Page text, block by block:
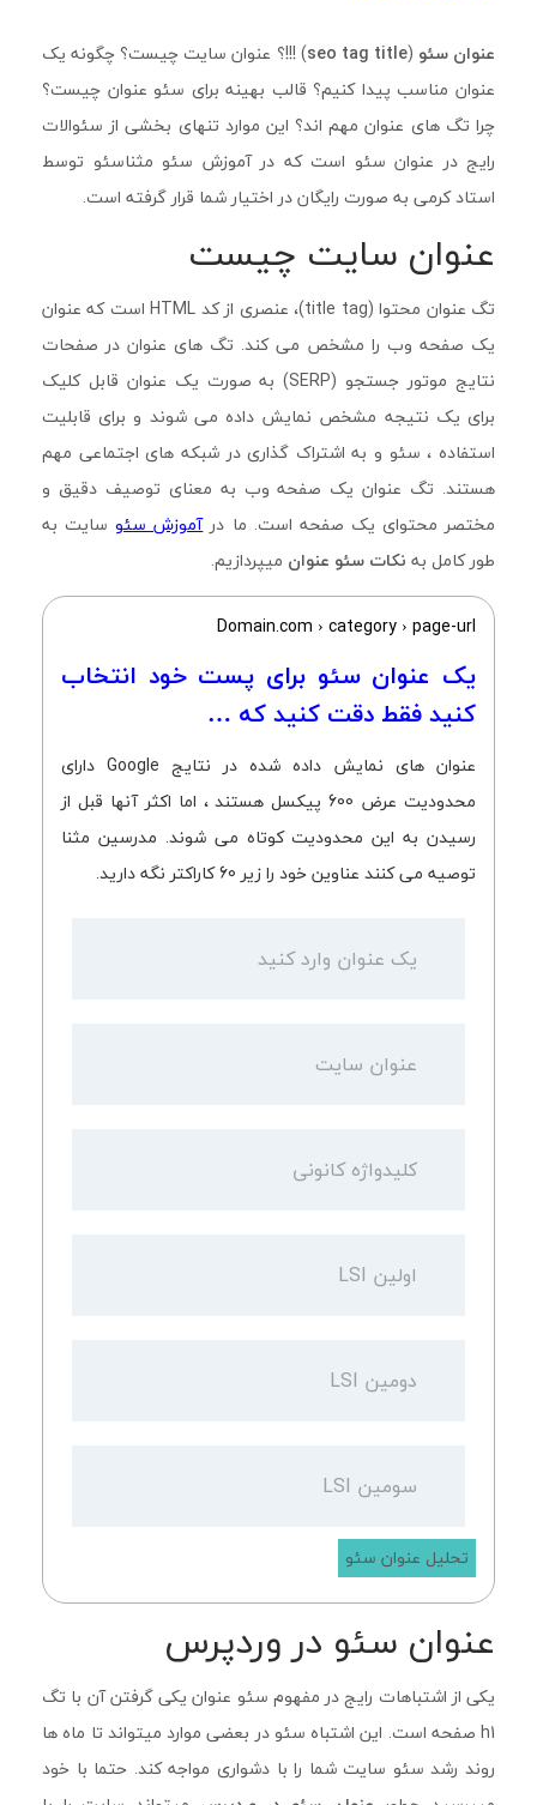
عنوان سئو (
seo tag title) !!!؟ عنوان سایت چیست؟ چگونه یک
عنوان مناسب پیدا کنیم؟ قالب بهینه برای سئو عنوان چیست؟
چرا تگ های عنوان مهم اند؟ این موارد تنهای بخشی از سئوالات
رایج در عنوان سئو است که در آموزش سئو مثناسئو توسط
استاد کرمی به صورت رایگان در اختیار شما قرار گرفته است.
عنوان سایت چیست
تگ عنوان محتوا (title tag)، عنصری از کد HTML است که عنوان
یک صفحه وب را مشخص می کند. تگ های عنوان در صفحات
نتایج موتور جستجو (SERP) به صورت یک عنوان قابل کلیک
برای یک نتیجه مشخص نمایش داده می شوند و برای قابلیت
استفاده ، سئو و به اشتراک گذاری در شبکه های اجتماعی مهم
هستند. تگ عنوان یک صفحه وب به معنای توصیف دقیق و
مختصر محتوای یک صفحه است. ما درآموزش سئوسایت به
طور کامل به نکات سئو عنوان میپردازیم.
Domain.com › category › page-url
یک عنوان سئو برای پست خود انتخاب
کنید فقط دقت کنید که …
عنوان های نمایش داده شده در نتایج Google دارای
محدودیت عرض 600 پیکسل هستند ، اما اکثر آنها قبل از
رسیدن به این محدودیت کوتاه می شوند. مدرسین مثنا
توصیه می کنند عناوین خود را زیر 60 کاراکتر نگه دارید.
تحلیل عنوان سئو
عنوان سئو در وردپرس
یکی از اشتباهات رایج در مفهوم سئو عنوان یکی گرفتن آن با تگ
h1 صفحه است. این اشتباه سئو در بعضی موارد میتواند تا ماه ها
روند رشد سئو سایت شما را با دشواری مواجه کند. حتما با خود